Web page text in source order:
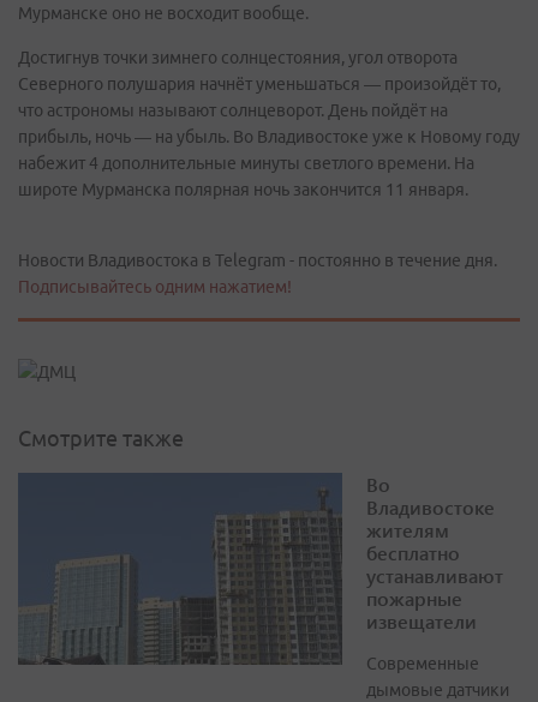
Мурманске оно не восходит вообще.
Достигнув точки зимнего солнцестояния, угол отворота
Северного полушария начнёт уменьшаться — произойдёт то,
что астрономы называют солнцеворот. День пойдёт на
прибыль, ночь — на убыль. Во Владивостоке уже к Новому году
набежит 4 дополнительные минуты светлого времени. На
широте Мурманска полярная ночь закончится 11 января.
Новости Владивостока в Telegram - постоянно в течение дня.
Подписывайтесь одним нажатием!
Смотрите также
Во
Владивостоке
жителям
бесплатно
устанавливают
пожарные
извещатели
Современные
дымовые датчики